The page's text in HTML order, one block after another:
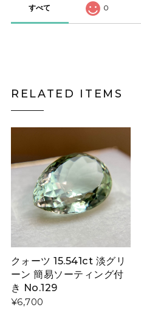
すべて 0
RELATED ITEMS
クォーツ 15.541ct 淡グリ
ーン 簡易ソーティング付
き No.129
¥6,700